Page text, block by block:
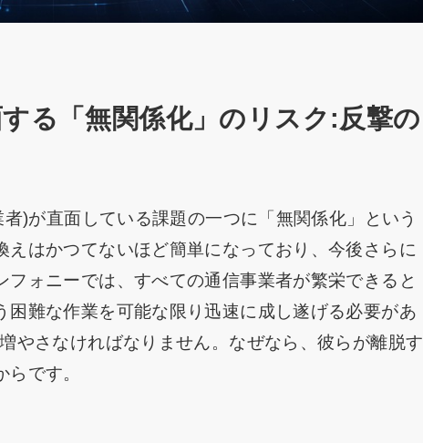
る「無関係化」のリスク:反撃の
)が直面している課題の一つに「無関係化」という
はかつてないほど簡単になっており、今後さらに
ォニーでは、すべての通信事業者が繁栄できると
難な作業を可能な限り迅速に成し遂げる必要があ
やさなければなりません。なぜなら、彼らが離脱す
です。